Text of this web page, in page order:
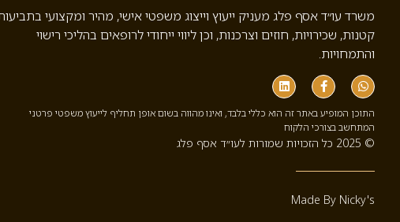
משרד עו״ד אסף פלג מעניק ייעוץ וייצוג משפטי אישי, מהיר ומקצועי
קטנות, שכירויות, חוזים וצרכנות, וכן ליווי ייחודי לרופאים בהליכי רישוי
והתמחויות.
התוכן המופיע באתר זה הוא כללי בלבד, ואינו מהווה בשום אופן תחליף לייעוץ משפטי פרטני
המתחשב בצורכי הלקוח
© 2025 כל הזכויות שמורות לעו״ד אסף פלג
Made By Nicky's